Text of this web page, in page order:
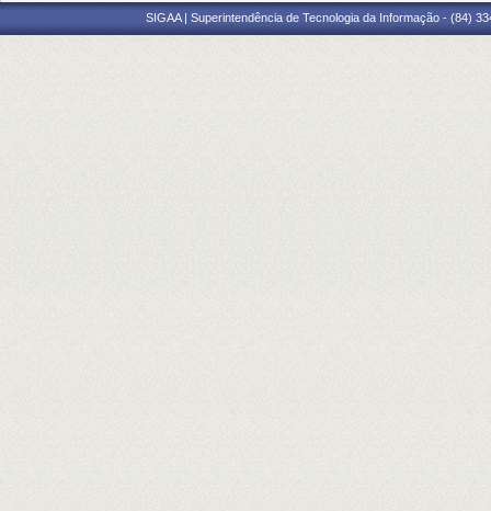
SIGAA | Superintendência de Tecnologia da Informação - (84)